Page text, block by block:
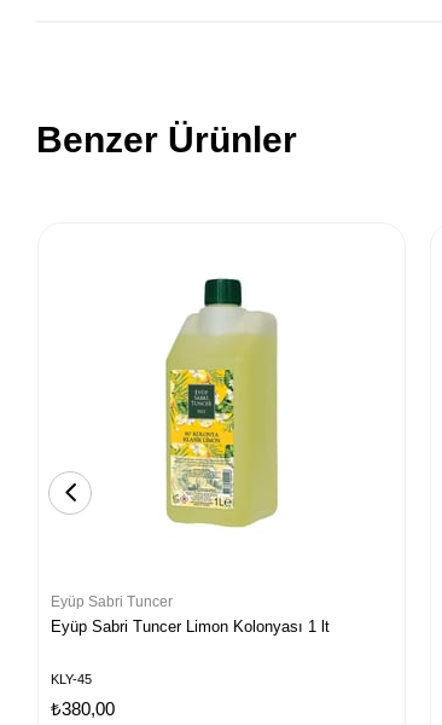
Benzer Ürünler
Eyüp Sabri Tuncer
Eyüp Sabri Tuncer Limon Kolonyası 1 lt
KLY-45
₺380,00